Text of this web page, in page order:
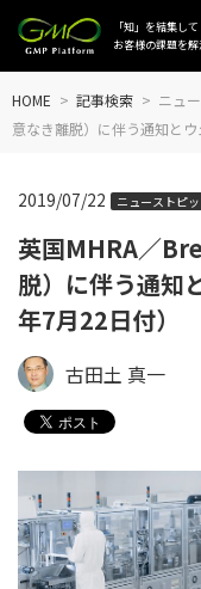
「知」を結集して
お客様の課題を
HOME 記事検索 ニュ
意なき離脱）に伴う通知と
英国MHRA／
脱）に伴う通知
年7月22日付）
2019/07/22 ニューストピ
古田土 真一